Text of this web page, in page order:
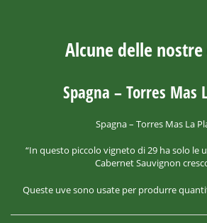
Alcune delle
Spagna – Torres Mas
Spagna – Torres Mas La
“In questo piccolo vigneto di 29 ha solo le
Cabernet Sauvignon
Queste uve sono usate per produrre